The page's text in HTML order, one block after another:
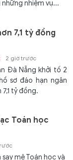
nhiệm vụ...
7,1 tỷ đồng
2 giờ trước
Đà Nẵng khởi tố 2
sơ đáo hạn ngân
tỷ đồng.
Toán học
mê Toán học và